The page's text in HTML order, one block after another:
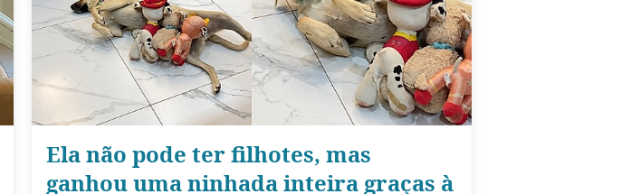
Ela não pode ter filhotes, mas
ganhou uma ninhada inteira graças à